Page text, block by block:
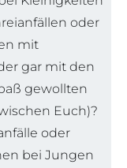
oder
mit
gar mit den
gewollten
Euch)?
oder
bei Jungen